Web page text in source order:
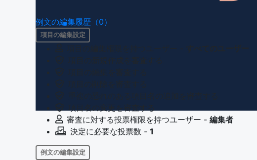
例文の編集履歴（0）
項目の編集設定
審査に対する投票権限を持つユーザー - 編集者
決定に必要な投票数 - 1
例文の編集設定